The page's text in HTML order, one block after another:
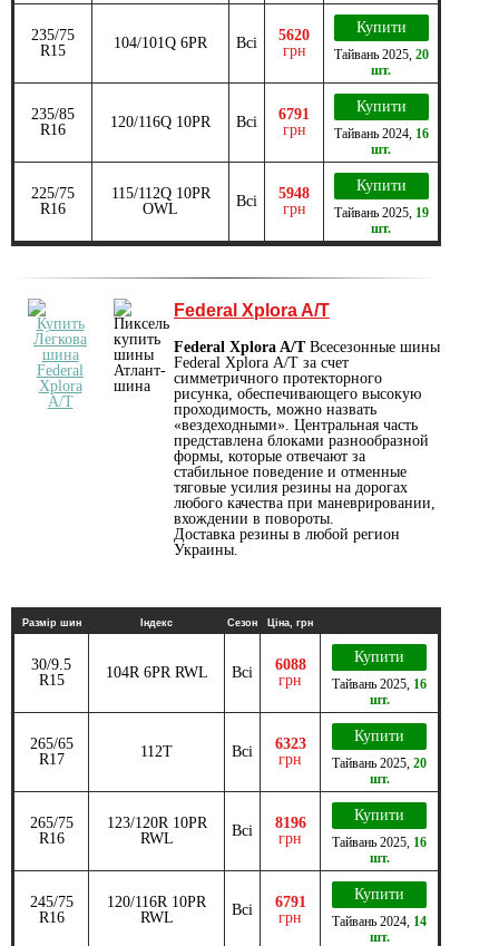
235/75
R15
104/101Q 6PR Всі
5620
грн
Купити
Тайвань2025, 20
шт.
235/85
R16
120/116Q 10PR Всі
6791
грн
Купити
Тайвань2024, 16
шт.
225/75
R16
115/112Q 10PR
OWL
Всі
5948
грн
Купити
Тайвань2025, 19
шт.
Federal Xplora A/T
Federal Xplora A/TВсесезонные шины
Federal Xplora А/T за счет
симметричного протекторного
рисунка, обеспечивающего высокую
проходимость, можно назвать
«вездеходными». Центральная часть
представлена блоками разнообразной
формы, которые отвечают за
стабильное поведение и отменные
тяговые усилия резины на дорогах
любого качества при маневрировании,
вхождении в повороты.
Доставка резины в любой регион
Украины.
Размір шин Індекс Сезон Ціна, грн
30/9.5
R15
104R 6PR RWL Всі
6088
грн
Купити
Тайвань 2025 16
шт.
265/65
R17
112T Всі
6323
грн
Купити
Тайвань 2025 20
шт.
265/75
R16
123/120R 10PR
RWL
Всі
8196
грн
Купити
Тайвань 2025 16
шт.
245/75
R16
120/116R 10PR
RWL
Всі
6791
грн
Купити
Тайвань 2024 14
шт.